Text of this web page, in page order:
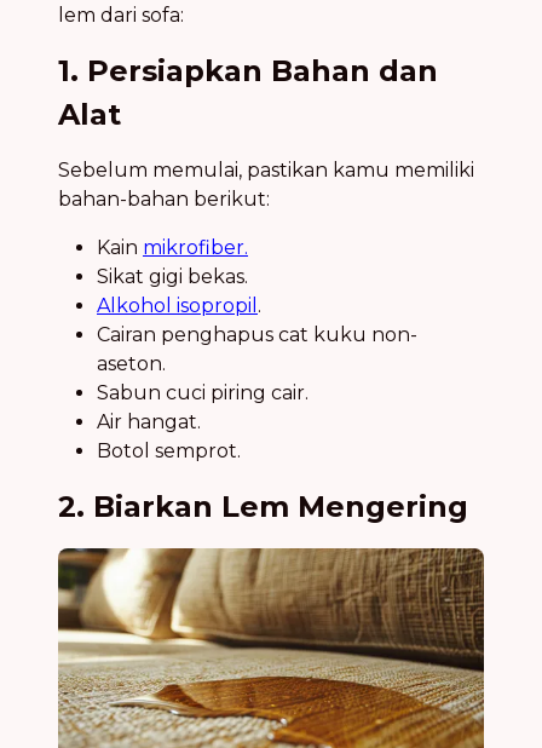
lem dari sofa:
1. Persiapkan Bahan dan
Alat
Sebelum memulai, pastikan kamu memiliki
bahan-bahan berikut:
Kain mikrofiber.
Sikat gigi bekas.
Alkohol isopropil .
Cairan penghapus cat kuku non-
aseton.
Sabun cuci piring cair.
Air hangat.
Botol semprot.
2. Biarkan Lem Mengering